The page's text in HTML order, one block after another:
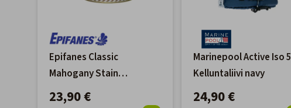
Epifanes Classic
Mahogany Stain
Mahonkipetsi 0,5L
23,90 €
Marinepool Active Iso
Kelluntaliivi navy
24,90 €